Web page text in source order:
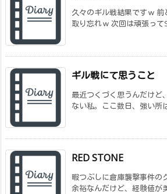
久々のギル戦結果ですｗ
取り忘れｗ 次回は頑張って
ギル戦にて思うこと
最近つくづく思うんだけど
ない私。ここ数日、強い所
RED STONE
暇つぶしに倉庫襲撃事件の
余裕なんだけど、経験値が